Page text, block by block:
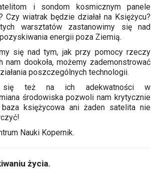
i sondom kosmicznym panele
Czy wiatrak będzie działał na Księżycu?
warsztatów zastanowimy się nad
energii poza Ziemią.
się nad tym, jak przy pomocy rzeczy
nam dookoła, możemy zademonstrować
poszczególnych technologii.
się też na ich adekwatności w
środowiska pozwoli nam krytycznie
księżycowa ani żaden satelita nie
Nauki Kopernik.
życia.